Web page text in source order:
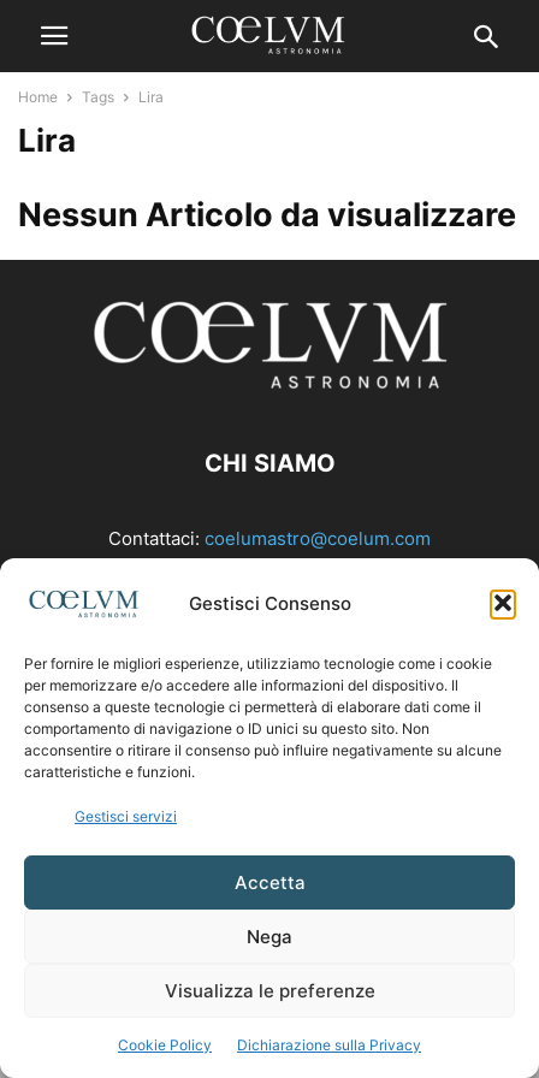
Gestisci Consenso
Per fornire le migliori esperienze, utilizziamo tecnologie come i cookie
per memorizzare e/o accedere alle informazioni del dispositivo. Il
consenso a queste tecnologie ci permetterà di elaborare dati come il
comportamento di navigazione o ID unici su questo sito. Non
acconsentire o ritirare il consenso può influire negativamente su alcune
caratteristiche e funzioni.
Gestisci servizi
Accetta
Nega
Visualizza le preferenze
Cookie Policy Dichiarazione sulla Privacy
Home Tags Lira
Lira
Nessun Articolo da visualizzare
CHI SIAMO
Contattaci: coelumastro@coelum.com
SEGUICI